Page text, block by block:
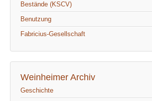
Bestände (KSCV)
Benutzung
Fabricius-Gesellschaft
Weinheimer Archiv
Geschichte